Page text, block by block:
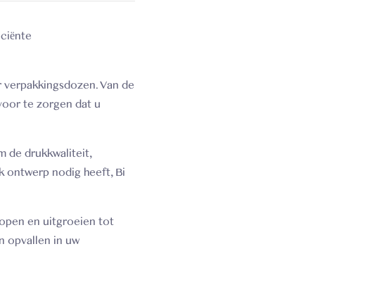
Van de
te zorgen dat u
de drukkwaliteit,
ontwerp nodig heeft, Bi
en uitgroeien tot
opvallen in uw